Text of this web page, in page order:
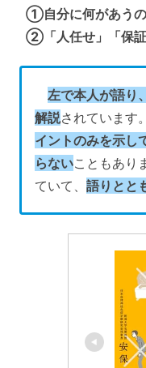
①自分に何があうの
②「人任せ」「保証
左で本人が語り
解説されています
イントのみを示し
らないこともあり
ていて、語りとと